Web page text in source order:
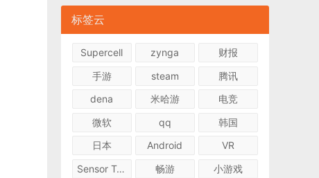
标签云
Supercell zynga
财报
手游
steam
腾讯
dena
米哈游
电竞
微软
qq
韩国
日本
Android
VR
Sensor Tower
畅游
小游戏